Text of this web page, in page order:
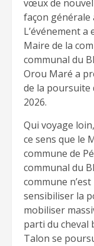
vœux de
façon générale
L’événement
Maire de la
communal du
Orou Maré a
de la poursuite
2026.
Qui voyage
ce sens que le
commune de
communal du
commune
sensibiliser la
mobiliser
parti du cheval
Talon se